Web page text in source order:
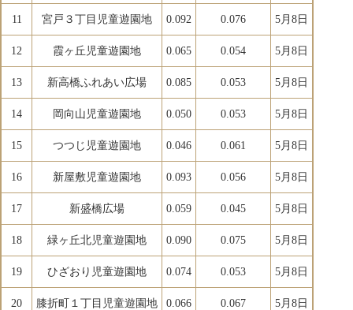
11 宮戸３丁目児童遊園地 0.092 0.076 5月8日
12 霞ヶ丘児童遊園地 0.065 0.054 5月8日
13 新高橋ふれあい広場 0.085 0.053 5月8日
14 岡向山児童遊園地 0.050 0.053 5月8日
15 つつじ児童遊園地 0.046 0.061 5月8日
16 新屋敷児童遊園地 0.093 0.056 5月8日
17 新盛橋広場 0.059 0.045 5月8日
18 緑ヶ丘北児童遊園地 0.090 0.075 5月8日
19 ひざおり児童遊園地 0.074 0.053 5月8日
20 膝折町１丁目児童遊園地 0.066 0.067 5月8日